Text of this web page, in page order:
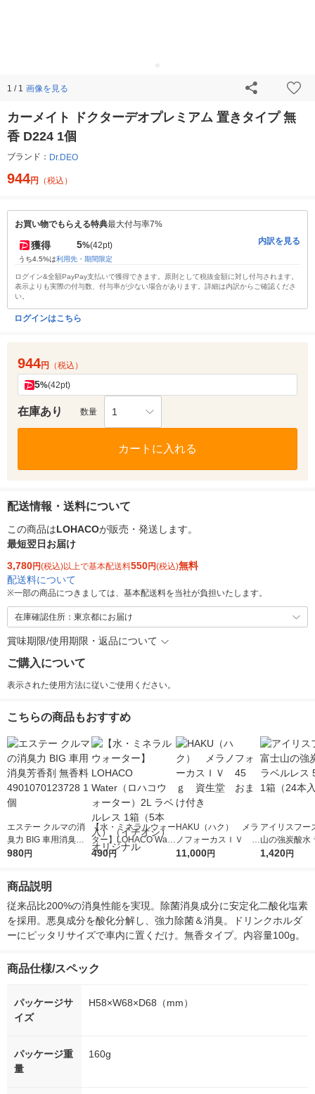
1 / 1 画像を見る
カーメイト ドクターデオプレミアム 置きタイプ 無
香 D224 1個
ブランド： Dr.DEO
944円 （税込）
お買い物でもらえる特典最大付与率7%
獲得 5%(42pt)
うち4.5%は利用先・期間限定
内訳を見る
ログイン&全額PayPay支払いで獲得できます。原則として税抜金額に対し付与されます。
表示よりも実際の付与数、付与率が少ない場合があります。詳細は内訳からご確認くださ
い。
ログインはこちら
944円 （税込）
5%(42pt)
在庫あり 数量 1
カートに入れる
配送情報・送料について
この商品はLOHACOが販売・発送します。
最短翌日お届け
3,780円(税込)以上で基本配送料550円(税込)無料
配送料について
※一部の商品につきましては、基本配送料を当社が負担いたします。
在庫確認住所：東京都にお届け
賞味期限/使用期限・返品について
ご購入について
表示された使用方法に従いご使用ください。
こちらの商品もおすすめ
エステー クルマの消
臭力 BIG 車用消臭芳
香剤 無香料 4901070
980円
【水・ミネラルウォー
ター】LOHACO Wate
r（ロハコウォータ
490円
HAKU（ハク） メラ
ノフォーカスＩＶ 4
5ｇ 資生堂 おまけ
11,000円
アイリスフー
山の強炭酸水
レス 500ml 1
1,420円
商品説明
従来品比200%の消臭性能を実現。除菌消臭成分に安定化二酸化塩素
を採用。悪臭成分を酸化分解し、強力除菌＆消臭。ドリンクホルダ
ーにピッタリサイズで車内に置くだけ。無香タイプ。内容量100g。
商品仕様/スペック
パッケージサ
イズ
H58×W68×D68（mm）
パッケージ重
量
160g